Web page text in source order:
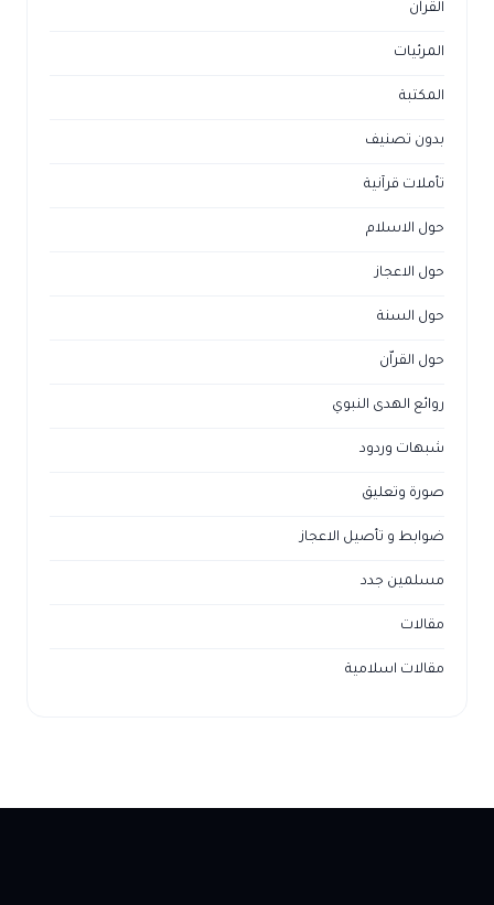
القرآن
المرئيات
المكتبة
بدون تصنيف
تأملات قرآنية
حول الاسلام
حول الاعجاز
حول السنة
حول القراّن
روائع الهدى النبوي
شبهات وردود
صورة وتعليق
ضوابط و تأصيل الاعجاز
مسلمين جدد
مقالات
مقالات اسلامية